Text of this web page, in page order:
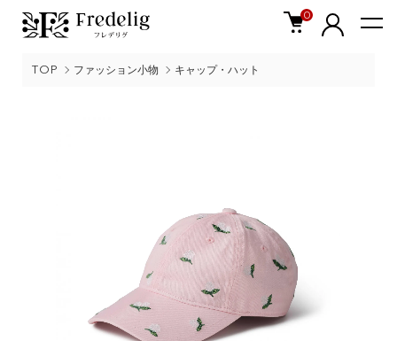
0
TOP ファッション小物 キャップ・ハット